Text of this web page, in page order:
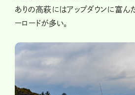
ありの高萩にはアップダウンに富ん
ーロードが多い。